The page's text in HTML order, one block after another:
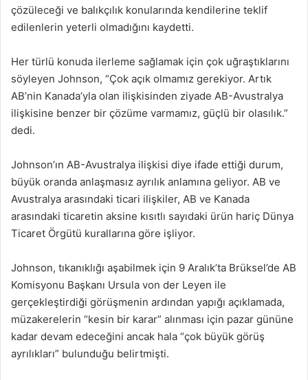
çözüleceği ve balıkçılık konularında kendilerine teklif
edilenlerin yeterli olmadığını kaydetti.
Her türlü konuda ilerleme sağlamak için çok uğraştıklarını
söyleyen Johnson, “Çok açık olmamız gerekiyor. Artık
AB’nin Kanada’yla olan ilişkisinden ziyade AB-Avustralya
ilişkisine benzer bir çözüme varmamız, güçlü bir olasılık.”
dedi.
Johnson’ın AB-Avustralya ilişkisi diye ifade ettiği durum,
büyük oranda anlaşmasız ayrılık anlamına geliyor. AB ve
Avustralya arasındaki ticari ilişkiler, AB ve Kanada
arasındaki ticaretin aksine kısıtlı sayıdaki ürün hariç Dünya
Ticaret Örgütü kurallarına göre işliyor.
Johnson, tıkanıklığı aşabilmek için 9 Aralık’ta Brüksel’de AB
Komisyonu Başkanı Ursula von der Leyen ile
gerçekleştirdiği görüşmenin ardından yapığı açıklamada,
müzakerelerin “kesin bir karar” alınması için pazar gününe
kadar devam edeceğini ancak hala “çok büyük görüş
ayrılıkları” bulunduğu belirtmişti.